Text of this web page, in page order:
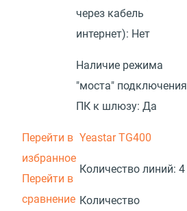
через кабель
интернет): Нет
Наличие режима
"моста" подключения
ПК к шлюзу: Да
Перейти в
избранное
Перейти в
сравнение
Yeastar TG400
Количество линий: 4
Количество